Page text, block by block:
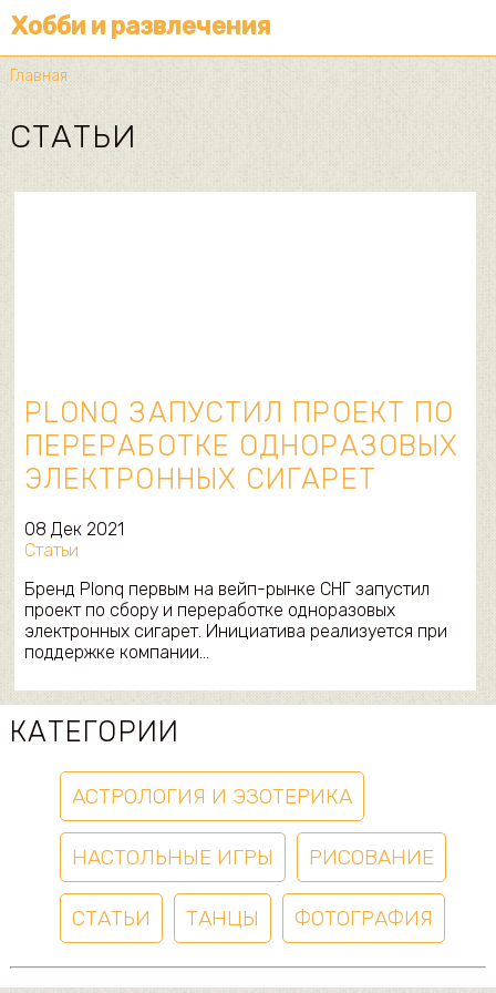
Хобби и развлечения
Главная
СТАТЬИ
PLONQ ЗАПУСТИЛ ПРОЕКТ ПО
ПЕРЕРАБОТКЕ ОДНОРАЗОВЫХ
ЭЛЕКТРОННЫХ СИГАРЕТ
08 Дек 2021
Статьи
Бренд Plonq первым на вейп-рынке СНГ запустил
проект по сбору и переработке одноразовых
электронных сигарет. Инициатива реализуется при
поддержке компании…
КАТЕГОРИИ
АСТРОЛОГИЯ И ЭЗОТЕРИКА
НАСТОЛЬНЫЕ ИГРЫ РИСОВАНИЕ
СТАТЬИ ТАНЦЫ ФОТОГРАФИЯ